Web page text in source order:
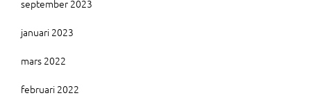
september 2023
januari 2023
mars 2022
februari 2022